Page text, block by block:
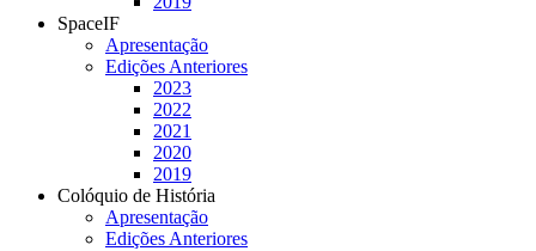
SpaceIF
Apresentação
Edições Anteriores
2023
2022
2021
2020
2019
Colóquio de História
Apresentação
Edições Anteriores